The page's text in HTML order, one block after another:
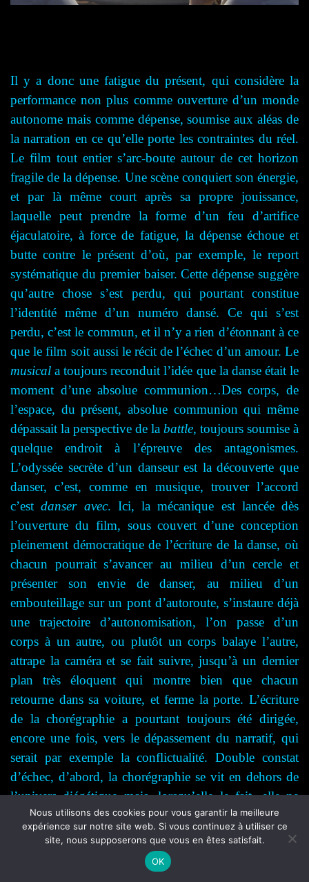
Il y a donc une fatigue du présent, qui considère la
performance non plus comme ouverture d’un monde
autonome mais comme dépense, soumise aux aléas de
la narration en ce qu’elle porte les contraintes du réel.
Le film tout entier s’arc-boute autour de cet horizon
fragile de la dépense. Une scène conquiert son énergie,
et par là même court après sa propre jouissance,
laquelle peut prendre la forme d’un feu d’artifice
éjaculatoire, à force de fatigue, la dépense échoue et
butte contre le présent d’où, par exemple, le report
systématique du premier baiser.Cette dépense suggère
qu’autre chose s’est perdu, qui pourtant constitue
l’identité même d’un numéro dansé. Ce qui s’est
perdu, c’est le commun, et il n’y a rien d’étonnant à ce
que le film soit aussi le récit de l’échec d’un amour. Le
musical a toujours reconduit l’idée que la danse était le
moment d’une absolue communion…Des corps, de
l’espace, du présent, absolue communion qui même
dépassait la perspective de la battle, toujours soumise à
quelque endroit à l’épreuve des antagonismes.
L’odyssée secrète d’un danseur est la découverte que
danser, c’est, comme en musique, trouver l’accord
c’estdanser avec. Ici, la mécanique est lancée dès
l’ouverture du film, sous couvert d’une conception
pleinement démocratique de l’écriture de la danse, où
chacun pourrait s’avancer au milieu d’un cercle et
présenter son envie de danser, au milieu d’un
embouteillage sur un pont d’autoroute, s’instaure déjà
une trajectoire d’autonomisation, l’on passe d’un
corps à un autre, ou plutôt un corps balaye l’autre,
attrape la caméra et se fait suivre, jusqu’à un dernier
plan très éloquent qui montre bien que chacun
retourne dans sa voiture, et ferme la porte. L’écriture
de la chorégraphie a pourtant toujours été dirigée,
encore une fois, vers le dépassement du narratif, qui
serait par exemple la conflictualité. Double constat
d’échec, d’abord, la chorégraphie se vit en dehors de
l’univers diégétique mais, lorsqu’elle le fait, elle ne
peut qu’être encore attrapée par le mode d’existence de
cette fiction.
Nous utilisons des cookies pour vous garantir la meilleure
expérience sur notre site web. Si vous continuez à utiliser ce
site, nous supposerons que vous en êtes satisfait.
OK